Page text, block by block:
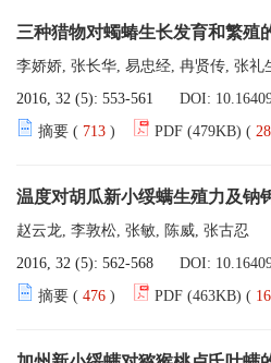
三种猎物对蠋蝽生长发育和繁殖
李娇娇, 张长华, 易忠经, 冉贤传, 张礼
2016, 32 (5): 553-561
DOI:
摘要 ( 713 ) PDF (479KB) (
温度对胡瓜新小绥螨生殖力及钠
赵云龙, 李敦松, 张敏, 陈威, 张古忍
2016, 32 (5): 562-568
DOI:
摘要 ( 476 ) PDF (463KB) (